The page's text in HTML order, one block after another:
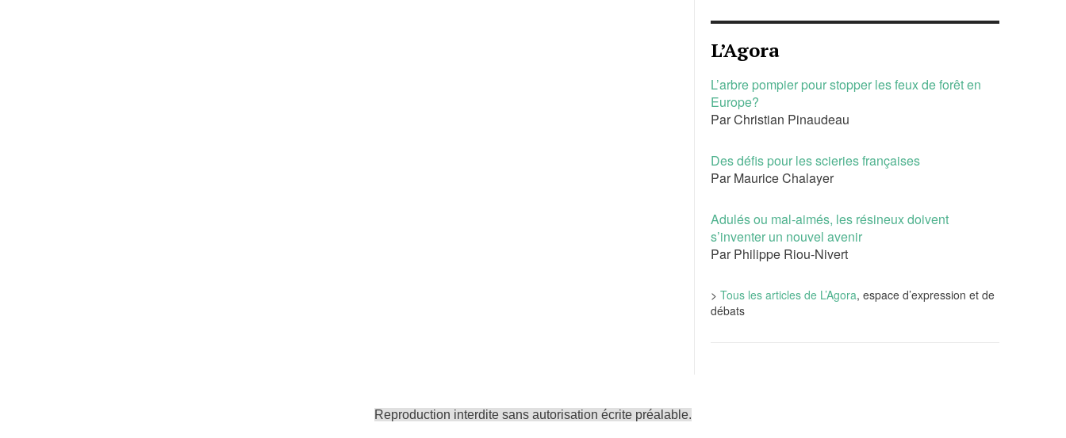
L’Agora
L’arbre pompier pour stopper les feux de forêt en
Europe?
Par Christian Pinaudeau
Des défis pour les scieries françaises
Par Maurice Chalayer
Adulés ou mal-aimés, les résineux doivent
s’inventer un nouvel avenir
Par Philippe Riou-Nivert
> Tous les articles de L’Agora, espace d’expression et de
débats
Reproduction interdite sans autorisation écrite préalable.